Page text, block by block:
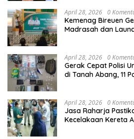
April 28, 2026 0
Kemenag Bireuen
Madrasah dan
April 28, 2026 0
Gerak Cepat Polisi
di Tanah Abang, 11
April 28, 2026 0
Jasa Raharja
Kecelakaan Kereta